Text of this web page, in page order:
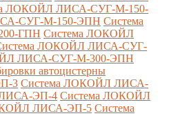
ЛОКОЙЛ ЛИСА-СУГ-М-150-
СУГ-М-150-ЭПН Система
ГПН Система ЛОКОЙЛ
ЛОКОЙЛ ЛИСА-СУГ-
ЛИСА-СУГ-М-300-ЭПН
автоцистерны
3 Система ЛОКОЙЛ ЛИСА-
ЭП-4 Система ЛОКОЙЛ
ЛИСА-ЭП-5 Система